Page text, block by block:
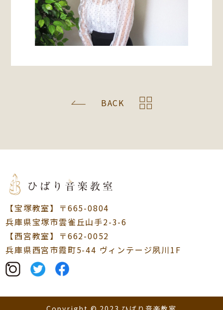
BACK
【宝塚教室】〒665-0804
兵庫県宝塚市雲雀丘山手2-3-6
【西宮教室】〒662-0052
兵庫県西宮市霞町5-44 ヴィンテージ夙川1F